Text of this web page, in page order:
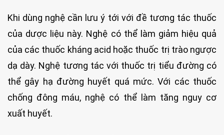
Khi dùng nghệ cần lưu ý tới với đề tương tác thuốc
của dược liệu này. Nghệ có thể làm giảm hiệu quả
của các thuốc kháng acid hoặc thuốc trị trào ngược
dạ dày. Nghệ tương tác với thuốc trị tiểu đường có
thể gây hạ đường huyết quá mức. Với các thuốc
chống đông máu, nghệ có thể làm tăng nguy cơ
xuất huyết.